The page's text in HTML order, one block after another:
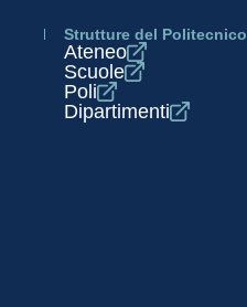
Strutture del Politecnico
Ateneo
Scuole
Poli
Dipartimenti